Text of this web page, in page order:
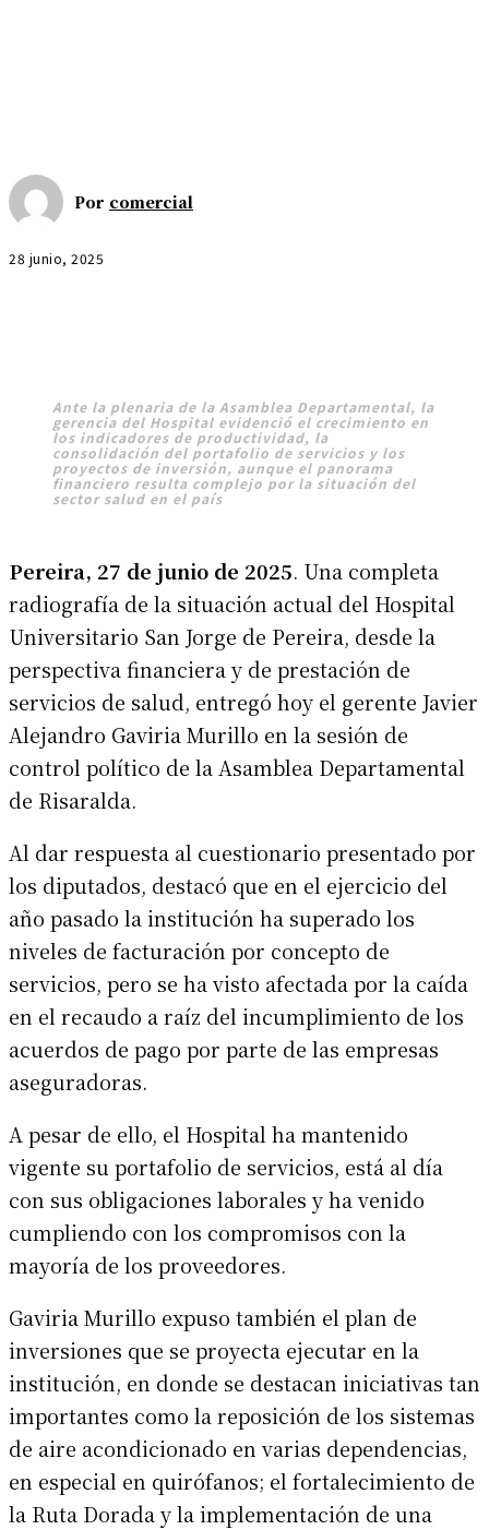
Por comercial
28 junio, 2025
Ante la plenaria de la Asamblea Departamental, la
gerencia del Hospital evidenció el crecimiento en
los indicadores de productividad, la
consolidación del portafolio de servicios y los
proyectos de inversión, aunque el panorama
financiero resulta complejo por la situación del
sector salud en el país
Pereira, 27 de junio de 2025. Una completa
radiografía de la situación actual del Hospital
Universitario San Jorge de Pereira, desde la
perspectiva financiera y de prestación de
servicios de salud, entregó hoy el gerente Javier
Alejandro Gaviria Murillo en la sesión de
control político de la Asamblea Departamental
de Risaralda.
Al dar respuesta al cuestionario presentado por
los diputados, destacó que en el ejercicio del
año pasado la institución ha superado los
niveles de facturación por concepto de
servicios, pero se ha visto afectada por la caída
en el recaudo a raíz del incumplimiento de los
acuerdos de pago por parte de las empresas
aseguradoras.
A pesar de ello, el Hospital ha mantenido
vigente su portafolio de servicios, está al día
con sus obligaciones laborales y ha venido
cumpliendo con los compromisos con la
mayoría de los proveedores.
Gaviria Murillo expuso también el plan de
inversiones que se proyecta ejecutar en la
institución, en donde se destacan iniciativas tan
importantes como la reposición de los sistemas
de aire acondicionado en varias dependencias,
en especial en quirófanos; el fortalecimiento de
la Ruta Dorada y la implementación de una